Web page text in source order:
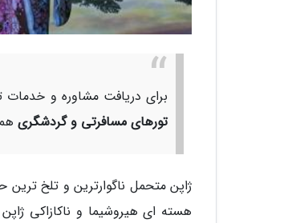
برای دریافت مشاوره و
تورهای مسافرتی و گردشگری
ژاپن متحمل ناگوارترین و تلخ
هسته ای هیروشیما و ناکازاکی